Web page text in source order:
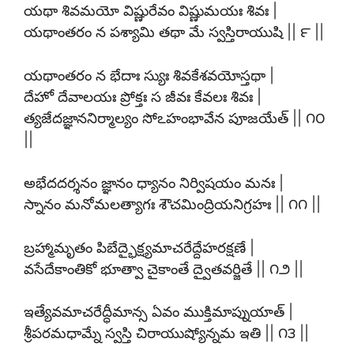
యథా శివమయో విష్ణురేవం విష్ణుమయః శివః |
యథాంతరం న పశ్యామి తథా మే స్వస్తిరాయుషి || ౯ ||
యథాంతరం న భేదాః స్యుః శివకేశవయోస్తథా |
దేహో దేవాలయః ప్రోక్తః స జీవః కేవలః శివః |
త్యజేదజ్ఞాననిర్మాల్యం సోఽహం‍భావేన పూజయేత్ || ౧౦
అభేదదర్శనం జ్ఞానం ధ్యానం నిర్విషయం మనః |
స్నానం మనోమలత్యాగః శౌచమింద్రియనిగ్రహః || ౧౧ ||
బ్రహ్మామృతం పిబేద్భైక్ష్యమాచరేద్దేహరక్షణే |
వసేదేకాంతికో భూత్వా చైకాంతే ద్వైతవర్జితే || ౧౨ ||
ఇత్యేవమాచరేద్ధీమాన్స ఏవం ముక్తిమాప్నుయాత్ |
శ్రీపరమధామ్నే స్వస్తి చిరాయుష్యోన్నమ ఇతి || ౧౩ ||